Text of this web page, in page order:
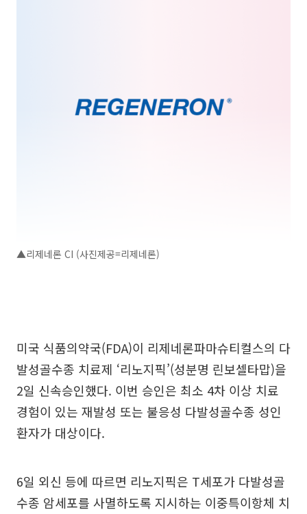
▲리제네론 CI (사진제공=리제네론)
미국 식품의약국(FDA)이 리제네론파마슈티컬스의 다
발성골수종 치료제 ‘리노지픽’(성분명 린보셀타맙)을
2일 신속승인했다. 이번 승인은 최소 4차 이상 치료
경험이 있는 재발성 또는 불응성 다발성골수종 성인
환자가 대상이다.
6일 외신 등에 따르면 리노지픽은 T세포가 다발성골
수종 암세포를 사멸하도록 지시하는 이중특이항체 치